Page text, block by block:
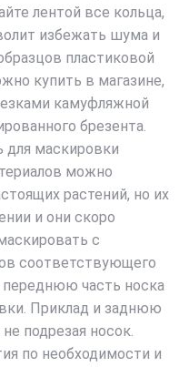
лентой все кольца,
избежать шума и
пластиковой
купить в магазине,
камуфляжной
брезента.
для маскировки
можно
растений, но их
и они скоро
с
соответствующего
переднюю часть носка
Приклад и заднюю
подрезая носок.
по необходимости и